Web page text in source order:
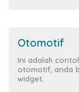
Otomotif
Ini adalah
otomotif, anda
widget.